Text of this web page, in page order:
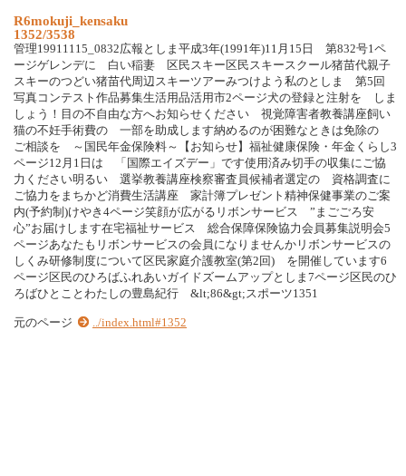
R6mokuji_kensaku
1352/3538
管理19911115_0832広報としま平成3年(1991年)11月15日 第832号1ペ
ージゲレンデに 白い稲妻 区民スキー区民スキースクール猪苗代親子
スキーのつどい猪苗代周辺スキーツアーみつけよう私のとしま 第5回
写真コンテスト作品募集生活用品活用市2ページ犬の登録と注射を しま
しょう！目の不自由な方へお知らせください 視覚障害者教養講座飼い
猫の不妊手術費の 一部を助成します納めるのが困難なときは免除の
ご相談を ～国民年金保険料～【お知らせ】福祉健康保険・年金くらし3
ページ12月1日は 「国際エイズデー」です使用済み切手の収集にご協
力ください明るい 選挙教養講座検察審査員候補者選定の 資格調査に
ご協力をまちかど消費生活講座 家計簿プレゼント精神保健事業のご案
内(予約制)けやき4ページ笑顔が広がるリボンサービス ”まごごろ安
心”お届けします在宅福祉サービス 総合保障保険協力会員募集説明会5
ページあなたもリボンサービスの会員になりませんかリボンサービスの
しくみ研修制度について区民家庭介護教室(第2回) を開催しています6
ページ区民のひろばふれあいガイドズームアップとしま7ページ区民のひ
ろばひとことわたしの豊島紀行 &lt;86&gt;スポーツ1351
元のページ ../index.html#1352